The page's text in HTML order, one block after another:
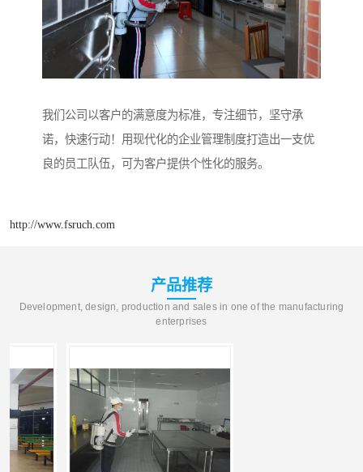
我们公司以客户的满意度为标准，专注细节，坚守承
诺，快速行动！用现代化的企业管理制度打造出一支优
良的员工队伍，可为客户提供个性化的服务。
http://www.fsruch.com
产品推荐
Development, design, production and sales in one of the manufacturing
enterprises